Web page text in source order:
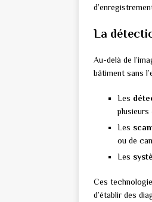
La
Au-delà de
bâtiment sans
Les
plusieurs
Les
ou de
Les
Ces
d’établir des